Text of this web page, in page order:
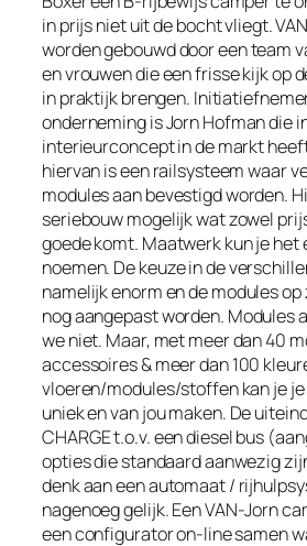
in prijs niet uit de bocht vliegt.
worden gebouwd door een team
en vrouwen die een frisse kijk op
in praktijk brengen.
onderneming is Jorn Hofman die
interieurconcept in de markt
hiervan is een railsysteem waar
modules aan bevestigd worden.
seriebouw mogelijk wat zowel
goede komt. Maatwerk kun je het
noemen. De keuze in de
namelijk enorm en de modules
nog aangepast worden. Modules
we niet. Maar, met meer dan 40
accessoires & meer dan 100
vloeren/modules/stoffen kan je
uniek en van jou maken. De
CHARGE t.o.v. een diesel bus
opties die standaard aanwezig
denk aan een automaat /
nagenoeg gelijk. Een VAN-Jorn
een configurator on-line samen